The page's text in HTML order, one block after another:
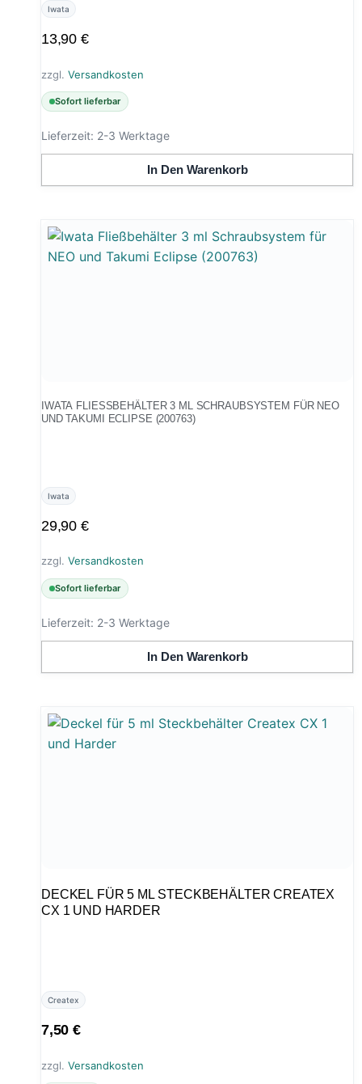
Iwata
13,90 €
zzgl. Versandkosten
Sofort lieferbar
Lieferzeit: 2-3 Werktage
In Den Warenkorb
IWATA FLIESSBEHÄLTER 3 ML SCHRAUBSYSTEM FÜR NEO U
ND TAKUMI ECLIPSE (200763)
Iwata
29,90 €
zzgl. Versandkosten
Sofort lieferbar
Lieferzeit: 2-3 Werktage
In Den Warenkorb
DECKEL FÜR 5 ML STECKBEHÄLTER CREATEX
CX 1 UND HARDER
Createx
7,50€
zzgl. Versandkosten